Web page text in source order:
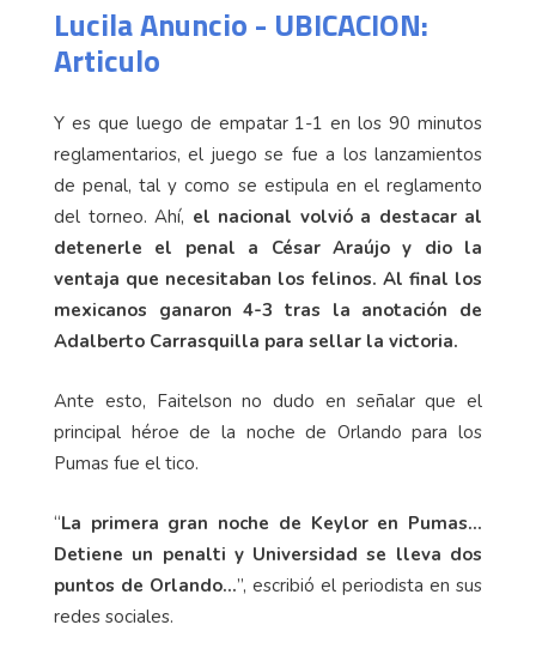
Lucila Anuncio - UBICACION:
Articulo
Y es que luego de empatar 1-1 en los 90 minutos
reglamentarios, el juego se fue a los lanzamientos
de penal, tal y como se estipula en el reglamento
del torneo. Ahí, el nacional volvió a destacar al
detenerle el penal a César Araújo y dio la
ventaja que necesitaban los felinos. Al final los
mexicanos ganaron 4-3 tras la anotación de
Adalberto Carrasquilla para sellar la victoria.
Ante esto, Faitelson no dudo en señalar que el
principal héroe de la noche de Orlando para los
Pumas fue el tico.
“La primera gran noche de Keylor en Pumas…
Detiene un penalti y Universidad se lleva dos
puntos de Orlando…”, escribió el periodista en sus
redes sociales.